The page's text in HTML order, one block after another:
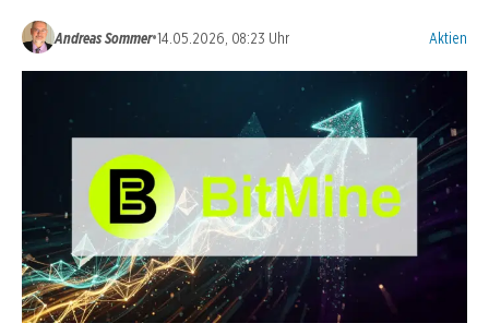
Andreas Sommer•14.05.2026, 08:23 Uhr Aktien